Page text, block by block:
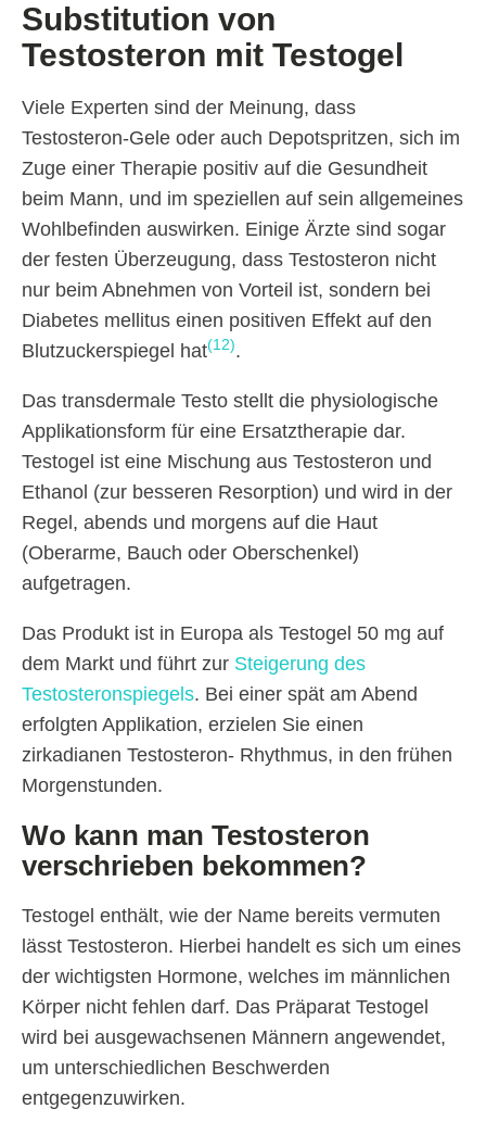
Substitution von
Testosteron mit Testogel
Viele Experten sind der Meinung, dass
Testosteron-Gele oder auch Depotspritzen, sich im
Zuge einer Therapie positiv auf die Gesundheit
beim Mann, und im speziellen auf sein allgemeines
Wohlbefinden auswirken. Einige Ärzte sind sogar
der festen Überzeugung, dass Testosteron nicht
nur beim Abnehmen von Vorteil ist, sondern bei
Diabetes mellitus einen positiven Effekt auf den
Blutzuckerspiegel hat(12).
Das transdermale Testo stellt die physiologische
Applikationsform für eine Ersatztherapie dar.
Testogel ist eine Mischung aus Testosteron und
Ethanol (zur besseren Resorption) und wird in der
Regel, abends und morgens auf die Haut
(Oberarme, Bauch oder Oberschenkel)
aufgetragen.
Das Produkt ist in Europa als Testogel 50 mg auf
dem Markt und führt zur Steigerung des
Testosteronspiegels. Bei einer spät am Abend
erfolgten Applikation, erzielen Sie einen
zirkadianen Testosteron- Rhythmus, in den frühen
Morgenstunden.
Wo kann man Testosteron
verschrieben bekommen?
Testogel enthält, wie der Name bereits vermuten
lässt Testosteron. Hierbei handelt es sich um eines
der wichtigsten Hormone, welches im männlichen
Körper nicht fehlen darf. Das Präparat Testogel
wird bei ausgewachsenen Männern angewendet,
um unterschiedlichen Beschwerden
entgegenzuwirken.